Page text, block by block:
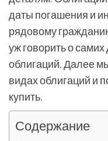
даты погашения и
рядовому
уж говорить о
облигаций. Далее
видах облигаций и
купить.
Содержание